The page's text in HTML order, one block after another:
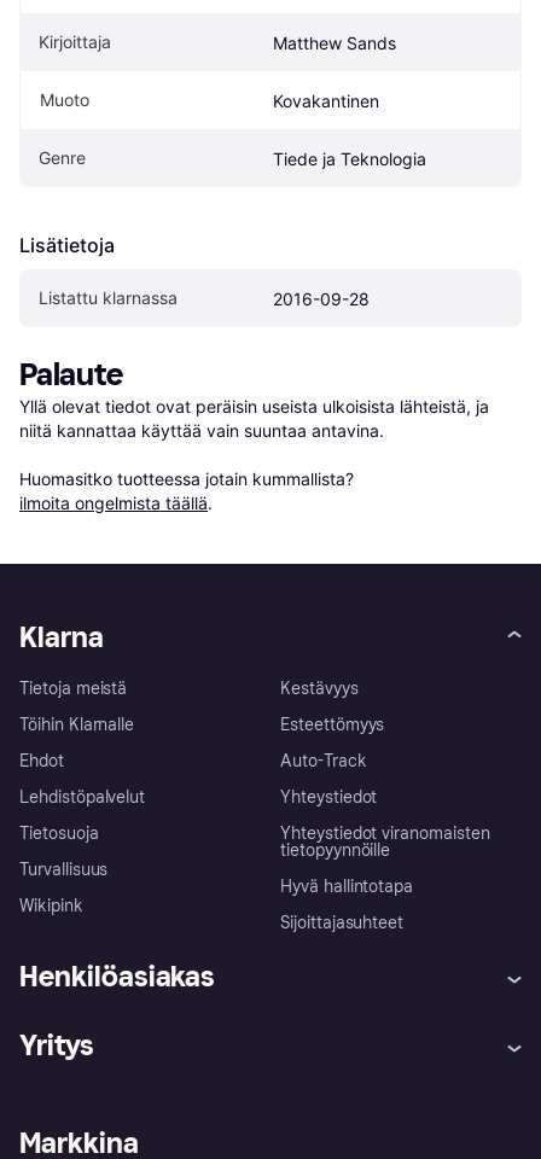
Kirjoittaja Matthew Sands
Muoto Kovakantinen
Genre Tiede ja Teknologia
Lisätietoja
Listattu klarnassa 2016-09-28
Palaute
Yllä olevat tiedot ovat peräisin useista ulkoisista lähteistä, ja
niitä kannattaa käyttää vain suuntaa antavina.
Huomasitko tuotteessa jotain kummallista?
ilmoita ongelmista täällä.
Klarna
Tietoja meistä
Töihin Klarnalle
Ehdot
Lehdistöpalvelut
Tietosuoja
Turvallisuus
Wikipink
Kestävyys
Esteettömyys
Auto-Track
Yhteystiedot
Yhteystiedot viranomaisten
tietopyynnöille
Hyvä hallintotapa
Sijoittajasuhteet
Henkilöasiakas
Ohje
Kirjaudu sisään
Tutustu kauppoihin
Yritys
Kirjaudu sisään yrityksenä
Markkina